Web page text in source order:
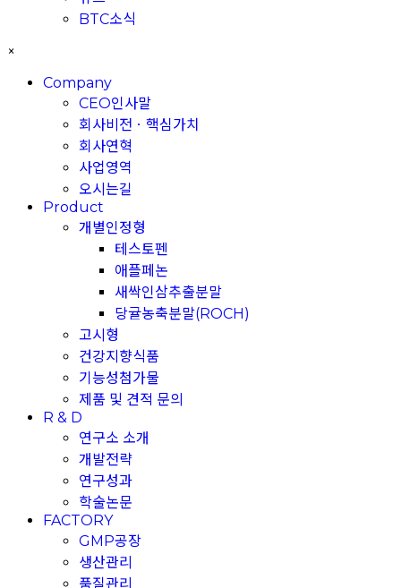
BTC소식
×
Company
CEO인사말
회사비전ㆍ핵심가치
회사연혁
사업영역
오시는길
Product
개별인정형
테스토펜
애플페논
새싹인삼추출분말
당귤농축분말(ROCH)
고시형
건강지향식품
기능성첨가물
제품 및 견적 문의
R & D
연구소 소개
개발전략
연구성과
학술논문
FACTORY
GMP공장
생산관리
품질관리